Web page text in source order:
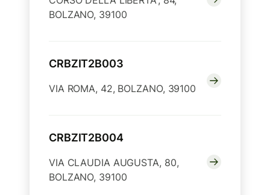
BOLZANO, 39100
CRBZIT2B003
VIA ROMA, 42, BOLZANO, 39100
CRBZIT2B004
VIA CLAUDIA AUGUSTA, 80,
BOLZANO, 39100